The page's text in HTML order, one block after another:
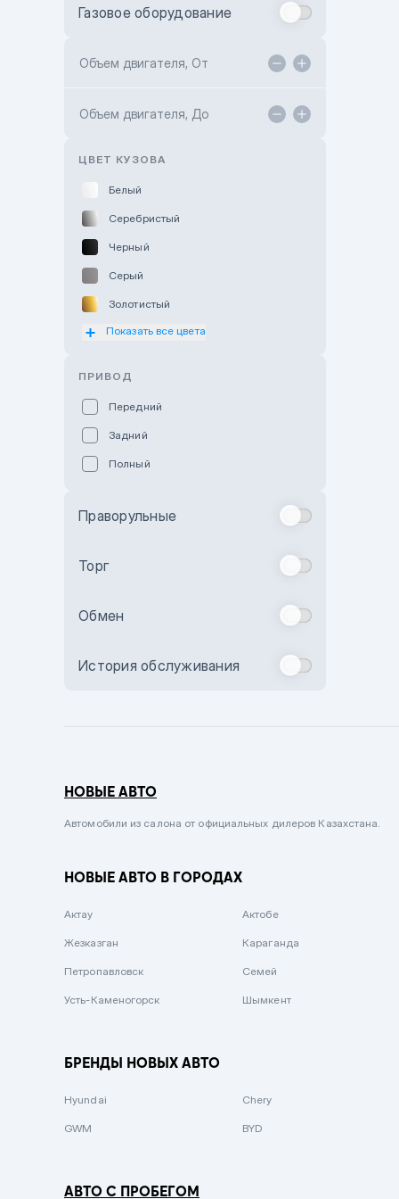
Toyota Kokshetau
Hyundai ShymCity
Газовое оборудование
Объем двигателя, От
Объем двигателя, До
ЦВЕТ КУЗОВА
Белый
Серебристый
Черный
Серый
Золотистый
Оранжевый
Бежевый
Комбинированный
Сиреневый металлик
Вишневый
Зеленый металлик
Показать все цвета
ПРИВОД
Передний
Задний
Полный
Праворульные
Торг
Обмен
История обслуживания
НОВЫЕ АВТО
Автомобили из салона от официальных дилеров Казахстана.
НОВЫЕ АВТО В ГОРОДАХ
Актау Актобе
Жезказган Караганда
Петропавловск Семей
Усть-Каменогорск Шымкент
БРЕНДЫ НОВЫХ АВТО
Hyundai Chery
GWM BYD
АВТО С ПРОБЕГОМ